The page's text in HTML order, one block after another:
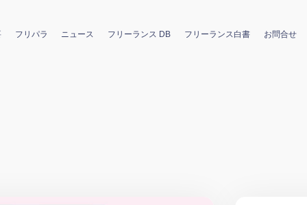
フリパラ ニュース フリーランス DB フリーランス白書 お問合せ